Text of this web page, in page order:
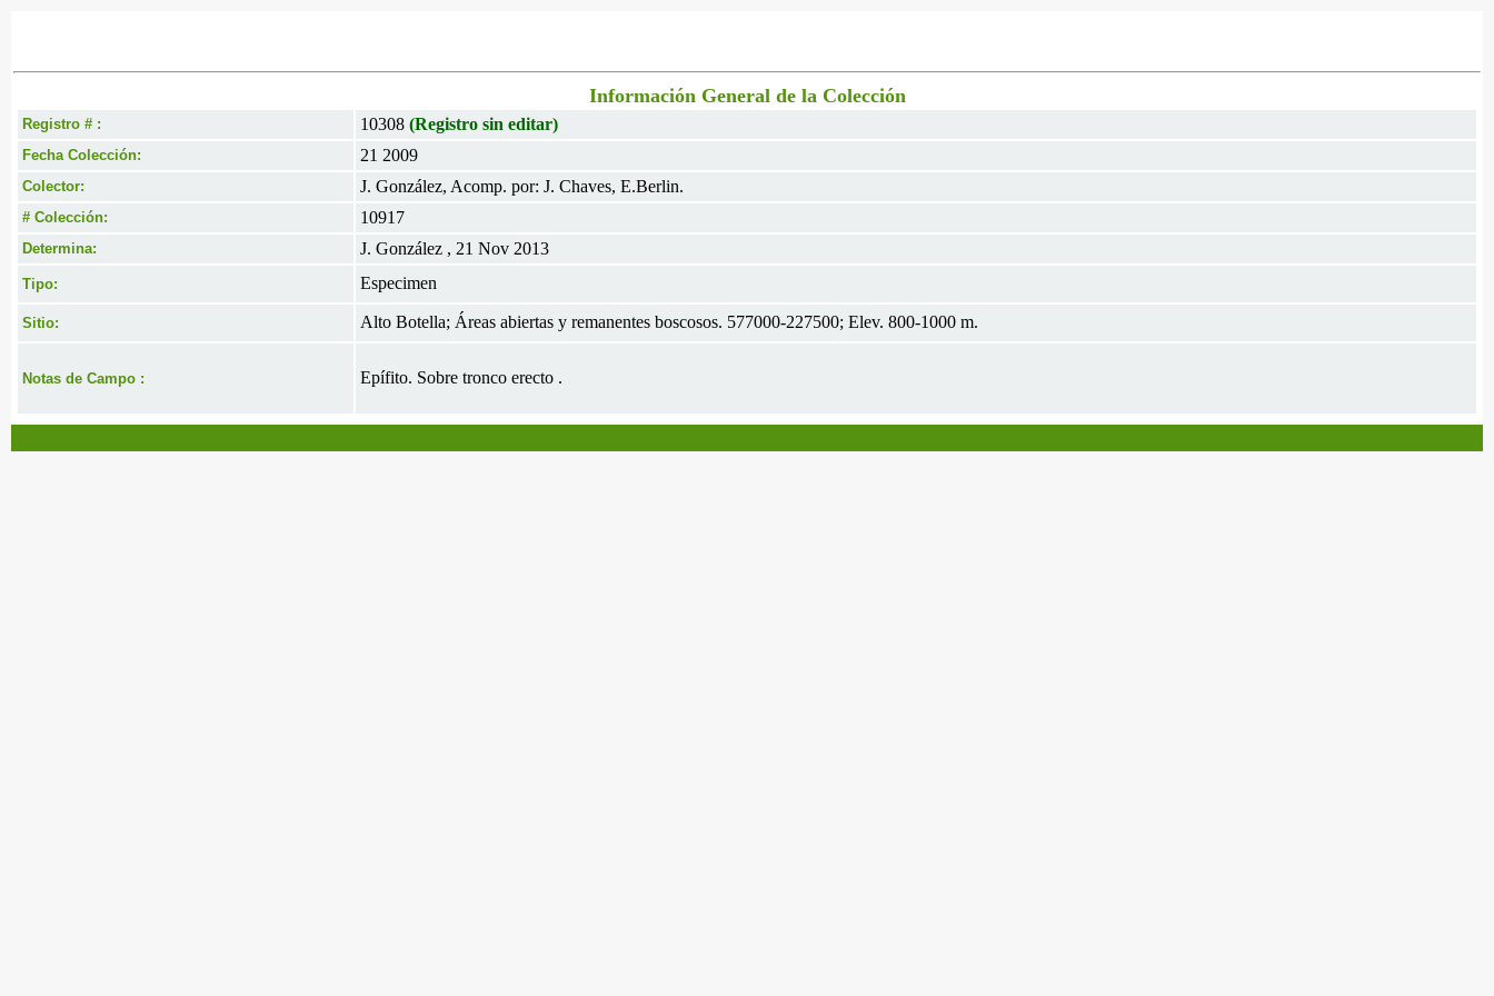
Información General de la Colección
Registro # : 10308 (Registro sin editar)
Fecha Colección: 21 2009
Colector: J. González, Acomp. por: J. Chaves, E.Berlin.
# Colección: 10917
Determina: J. González , 21 Nov 2013
Tipo: Especimen
Sitio: Alto Botella; Áreas abiertas y remanentes boscosos. 577000-227500; Elev. 800-1000 m.
Notas de Campo : Epífito. Sobre tronco erecto .